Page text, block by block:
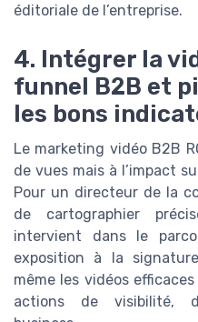
éditoriale de l’entreprise.
4. Intégrer la
funnel B2B et
les bons
Le marketing vidéo B2B
de vues mais à l’impact
Pour un directeur de la
de cartographier
intervient dans le
exposition à la
même les vidéos
actions de visibilité,